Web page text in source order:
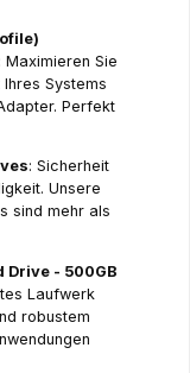
: Maximieren Sie
Systems
Perfekt
: Sicherheit
Unsere
sind mehr als
Drive - 500GB
Laufwerk
robustem